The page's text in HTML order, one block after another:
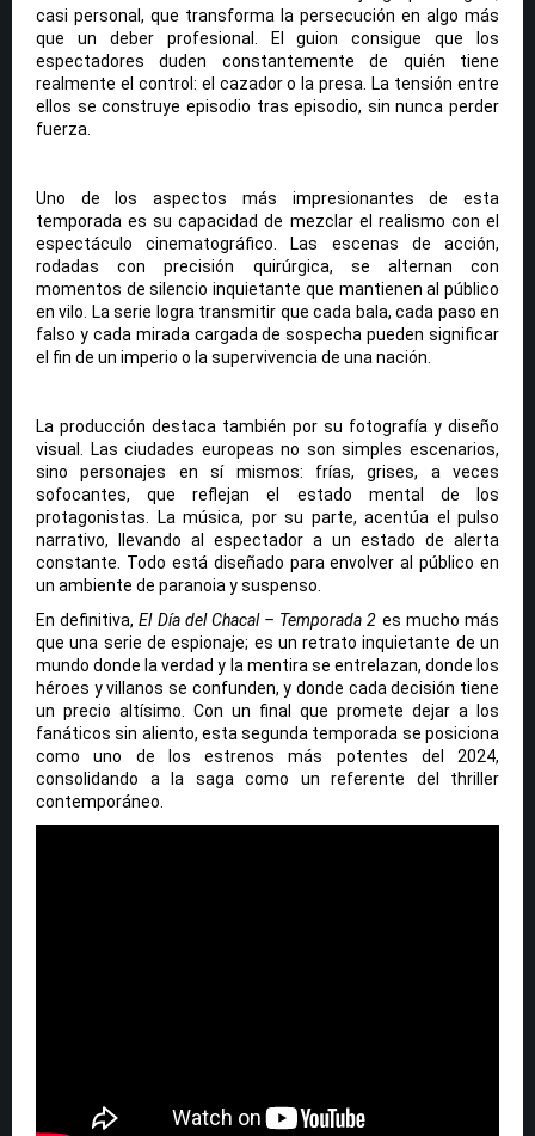
casi personal, que transforma la persecución en algo más
que un deber profesional. El guion consigue que los
espectadores duden constantemente de quién tiene
realmente el control: el cazador o la presa. La tensión entre
ellos se construye episodio tras episodio, sin nunca perder
fuerza.
Uno de los aspectos más impresionantes de esta
temporada es su capacidad de mezclar el realismo con el
espectáculo cinematográfico. Las escenas de acción,
rodadas con precisión quirúrgica, se alternan con
momentos de silencio inquietante que mantienen al público
en vilo. La serie logra transmitir que cada bala, cada paso en
falso y cada mirada cargada de sospecha pueden significar
el fin de un imperio o la supervivencia de una nación.
La producción destaca también por su fotografía y diseño
visual. Las ciudades europeas no son simples escenarios,
sino personajes en sí mismos: frías, grises, a veces
sofocantes, que reflejan el estado mental de los
protagonistas. La música, por su parte, acentúa el pulso
narrativo, llevando al espectador a un estado de alerta
constante. Todo está diseñado para envolver al público en
un ambiente de paranoia y suspenso.
En definitiva,El Día del Chacal – Temporada 2 es mucho más
que una serie de espionaje; es un retrato inquietante de un
mundo donde la verdad y la mentira se entrelazan, donde los
héroes y villanos se confunden, y donde cada decisión tiene
un precio altísimo. Con un final que promete dejar a los
fanáticos sin aliento, esta segunda temporada se posiciona
como uno de los estrenos más potentes del 2024,
consolidando a la saga como un referente del thriller
contemporáneo.